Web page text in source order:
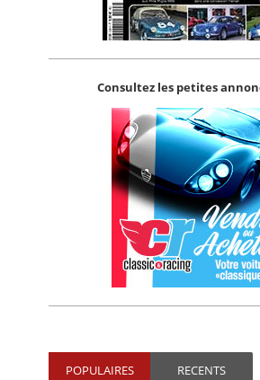
Consultez les petites
POPULAIRES RECENTS